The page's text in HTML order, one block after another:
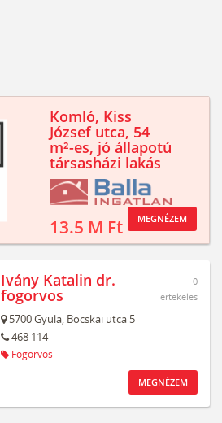
Komló, Kiss
József utca, 54
m²-es, jó állapotú
társasházi lakás
13.5 M Ft MEGNÉZEM
Ivány Katalin dr.
fogorvos
5700Gyula, Bocskai utca 5
468 114
Fogorvos
0
értékelés
MEGNÉZEM